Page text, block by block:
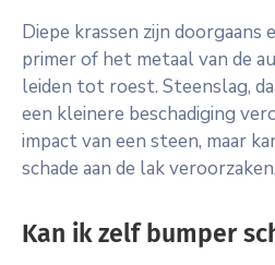
Diepe krassen zijn doorgaans
primer of het metaal van de
leiden tot roest. Steenslag,
een kleinere beschadiging
impact van een steen, maar
schade aan de lak veroorzaken.
Kan ik zelf bumper